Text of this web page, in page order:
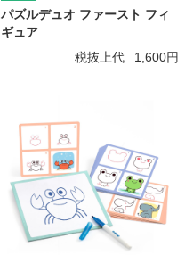
パズルデュオ ファースト フィ
ギュア
税抜上代
1,600円